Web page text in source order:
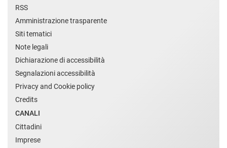
RSS
Amministrazione trasparente
Siti tematici
Note legali
Dichiarazione di accessibilità
Segnalazioni accessibilità
Privacy and Cookie policy
Credits
CANALI
Cittadini
Imprese